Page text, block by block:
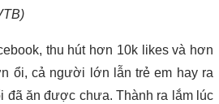
thu hút hơn 10k likes và hơn
ổi, cả người lớn lẫn trẻ em hay ra
đã ăn được chưa. Thành ra lắm lúc